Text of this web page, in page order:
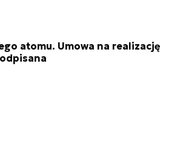
atomu. Umowa na realizację